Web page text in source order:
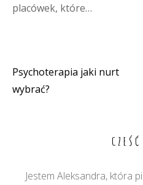
placówek, które…
Nawigacja
Psychoterapia jaki nurt
wybrać?
Jestem Aleksandra, która